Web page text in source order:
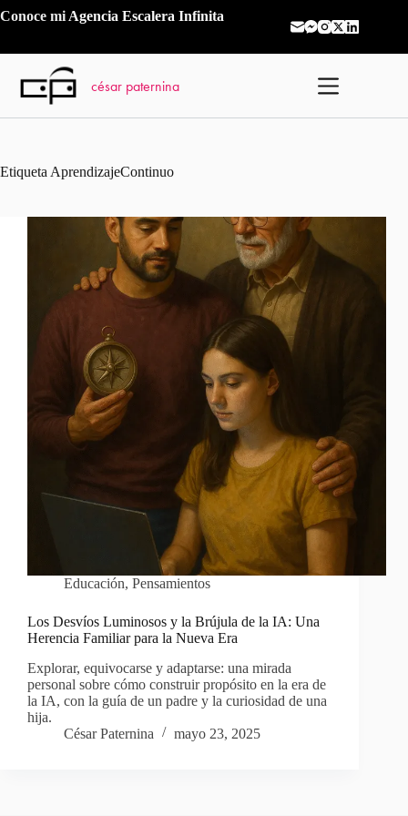
al
Conoce mi Agencia Escalera Infinita
césar paternina
Etiqueta AprendizajeContinuo
Educación, Pensamientos
Los Desvíos Luminosos y la Brújula de la IA: Una
Herencia Familiar para la Nueva Era
Explorar, equivocarse y adaptarse: una mirada
personal sobre cómo construir propósito en la era de
la IA, con la guía de un padre y la curiosidad de una
hija.
César Paternina
mayo 23, 2025